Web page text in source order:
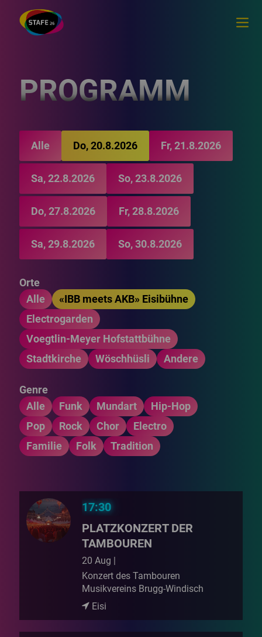
PROGRAMM
Alle Do, 20.8.2026 Fr, 21.8.2026
Sa, 22.8.2026 So, 23.8.2026
Do, 27.8.2026 Fr, 28.8.2026
Sa, 29.8.2026 So, 30.8.2026
Orte
Alle
«IBB meets AKB» Eisibühne
Electrogarden
Voegtlin-Meyer Hofstattbühne
Stadtkirche
Wöschhüsli Andere
Genre
Alle
Funk Mundart
Hip-Hop
Pop
Rock Chor
Electro
Familie
Folk Tradition
17:30
PLATZKONZERT DER
TAMBOUREN
20 Aug |
Konzert des Tambouren
Musikvereins Brugg-Windisch
Eisi